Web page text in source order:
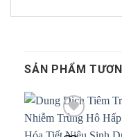
SẢN PHẨM